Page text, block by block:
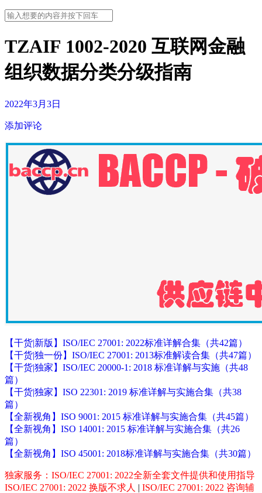
TZAIF 1002-2020 互联网金融
组织数据分类分级指南
2022年3月3日
添加评论
【干货|新版】ISO/IEC 27001: 2022标准详解合集（共42篇）
【干货|独一份】ISO/IEC 27001: 2013标准解读合集（共47篇）
【干货|独家】ISO/IEC 20000-1: 2018 标准详解与实施（共48
篇）
【干货|独家】ISO 22301: 2019 标准详解与实施合集（共38
篇）
【全新视角】ISO 9001: 2015 标准详解与实施合集（共45篇）
【全新视角】ISO 14001: 2015 标准详解与实施合集（共26
篇）
【全新视角】ISO 45001: 2018标准详解与实施合集（共30篇）
独家服务：ISO/IEC 27001: 2022全新全套文件提供和使用指导
ISO/IEC 27001: 2022 换版不求人 | ISO/IEC 27001: 2022 咨询辅